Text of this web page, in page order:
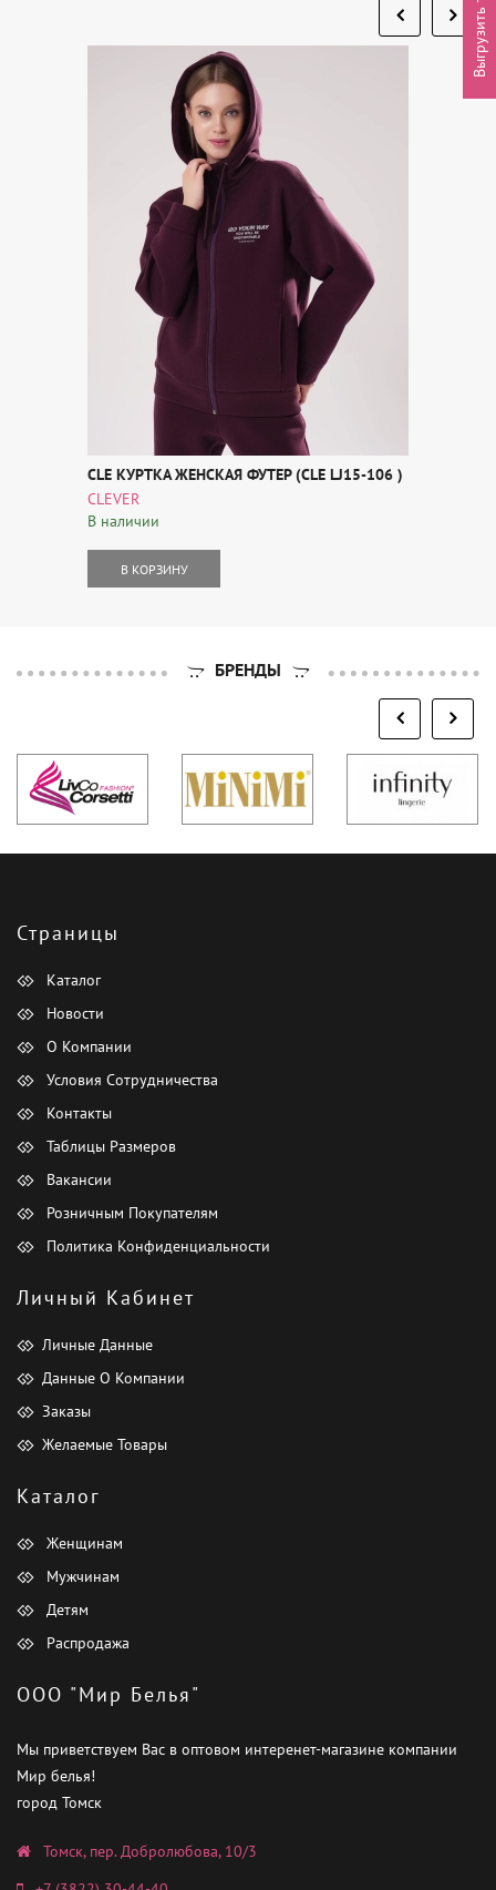
CLE КУРТКА ЖЕНСКАЯ ФУТЕР (CLE LJ15-106 )
CLEVER
В наличии
В КОРЗИНУ
БРЕНДЫ
Страницы
Каталог
Новости
О Компании
Условия Сотрудничества
Контакты
Таблицы Размеров
Вакансии
Розничным Покупателям
Политика Конфиденциальности
Личный Кабинет
Личные Данные
Данные О Компании
Заказы
Желаемые Товары
Каталог
Женщинам
Мужчинам
Детям
Распродажа
ООО "Мир Белья"
Мы приветствуем Вас в оптовом интеренет-магазине компании
Мир белья!
город Томск
Томск, пер. Добролюбова, 10/3